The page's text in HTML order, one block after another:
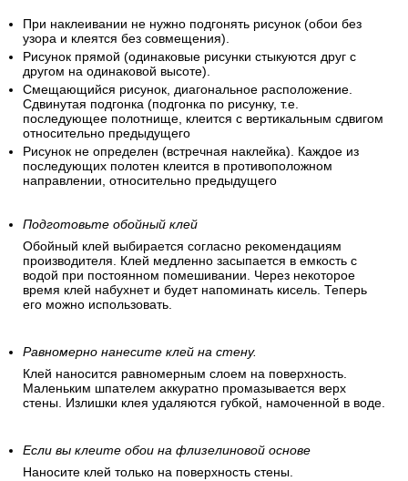
При наклеивании не нужно подгонять рисунок (обои без
узора и клеятся без совмещения).
Рисунок прямой (одинаковые рисунки стыкуются друг с
другом на одинаковой высоте).
Смещающийся рисунок, диагональное расположение.
Сдвинутая подгонка (подгонка по рисунку, т.е.
последующее полотнище, клеится с вертикальным сдвигом
относительно предыдущего
Рисунок не определен (встречная наклейка). Каждое из
последующих полотен клеится в противоположном
направлении, относительно предыдущего
Подготовьте обойный клей
Обойный клей выбирается согласно рекомендациям
производителя. Клей медленно засыпается в емкость с
водой при постоянном помешивании. Через некоторое
время клей набухнет и будет напоминать кисель. Теперь
его можно использовать.
Равномерно нанесите клей на стену.
Клей наносится равномерным слоем на поверхность.
Маленьким шпателем аккуратно промазывается верх
стены. Излишки клея удаляются губкой, намоченной в воде.
Если вы клеите обои на флизелиновой основе
Наносите клей только на поверхность стены.